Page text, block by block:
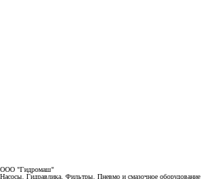
ООО "Гидромаш"
Насосы. Гидравлика. Фильтры. Пневмо и смазочное оборудование